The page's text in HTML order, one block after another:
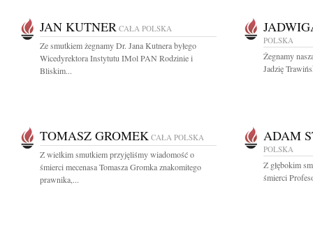
JAN KUTNER CAŁA POLSKA
Ze smutkiem żegnamy Dr. Jana Kutnera byłego
Wicedyrektora Instytutu IMol PAN Rodzinie i
Bliskim...
POLSKA
Żegnamy
Jadzię
TOMASZ GROMEK CAŁA POLSKA
Z wielkim smutkiem przyjęliśmy wiadomość o
śmierci mecenasa Tomasza Gromka znakomitego
prawnika,...
ADAM
POLSKA
Z głębokim
śmierci